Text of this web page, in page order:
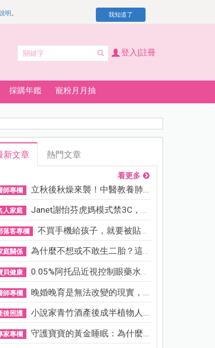
明 。 我知道了
登入|註冊
採購年鑑 寵粉月月抽
新文章 熱門文章
看更多
師專欄 立秋後秋燥來襲！中醫教養肺...
人家庭 Janet謝怡芬虎媽模式禁3C，看...
落客專欄 不買手機給孩子，就要被貼「...
庭關係 為什麼不想或不敢生二胎？這8...
貝健康 0.05%阿托品近視控制眼藥水納...
師專欄 晚婚晚育是無法改變的現實，...
後照護 小說家青竹酒產後成半植物人...
家專欄 守護寶寶的黃金睡眠：為什麼...